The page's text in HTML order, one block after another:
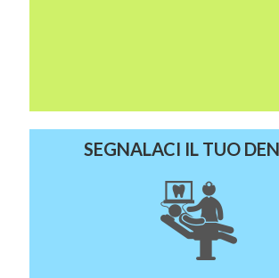
SEGNALACI IL TUO